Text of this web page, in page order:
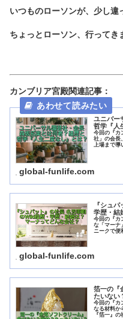
いつものローソンが、少し違
ちょっとローソン、行ってき
カンブリア宮殿関連記事：
ユニバー
哲学『人
今回の『カ
社」の会長
上場まで導
global-funlife.com
『シュ
学歴・結
今回の『カ
な「マーナ
ニークで便
global-funlife.com
箔一の『
たいない
今回の『カ
なる材料か
『箔一』